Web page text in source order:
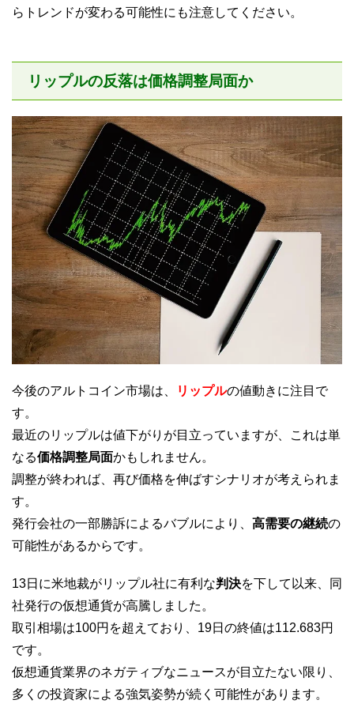
らトレンドが変わる可能性にも注意してください。
リップルの反落は価格調整局面か
今後のアルトコイン市場は、 リップルの値動きに注目で
す。
最近のリップルは値下がりが目立っていますが、これは単
なる価格調整局面かもしれません。
調整が終われば、再び価格を伸ばすシナリオが考えられま
す。
発行会社の一部勝訴によるバブルにより、 高需要の継続の
可能性があるからです。
13日に米地裁がリップル社に有利な判決を下して以来、同
社発行の仮想通貨が高騰しました。
取引相場は100円を超えており、19日の終値は112.683円
です。
仮想通貨業界のネガティブなニュースが目立たない限り、
多くの投資家による強気姿勢が続く可能性があります。